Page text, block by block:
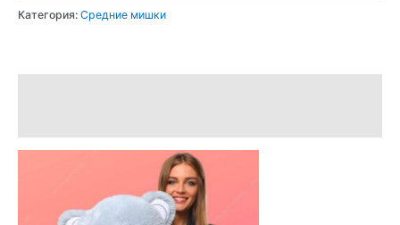
Категория: Средние мишки